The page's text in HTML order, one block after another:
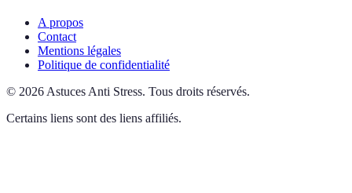
A propos
Contact
Mentions légales
Politique de confidentialité
© 2026 Astuces Anti Stress. Tous droits réservés.
Certains liens sont des liens affiliés.